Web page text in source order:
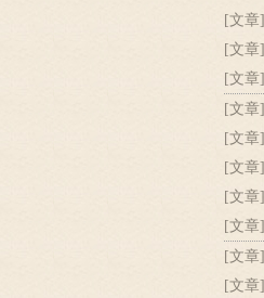
[文章]
[文章]
[文章]
[文章]
[文章]
[文章]
[文章]
[文章]
[文章]
[文章]